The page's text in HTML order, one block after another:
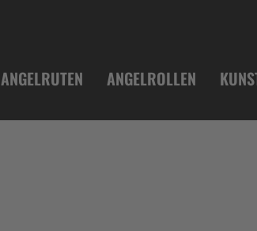
ANGELRUTEN ANGELROLLEN